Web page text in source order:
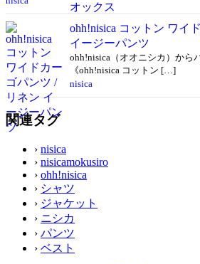
ohh!nisica コットン ワイ
イージーパンツ
ohh!nisica（オオニシカ）から
《ohh!nisica コットン […]
nisica
関連タグ
› nisica
› nisicamokusiro
› ohh!nisica
› シャツ
› ジャケット
› ニシカ
› パンツ
› ベスト